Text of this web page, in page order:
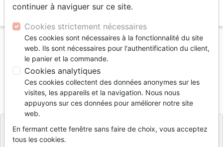
Accueil Livres Livres cadeaux
Album
Naissance de Christ (La)
La naissance de Christ
Référence MB3330 EAN9782826033301
EditeurLa Maison de la Bible
continuer à naviguer sur ce site.
Cookies strictement nécessaires
Ces cookies sont nécessaires à la fonctionnalité du site
web. Ils sont nécessaires pour l'authentification du client,
le panier et la commande.
Cookies analytiques
Ces cookies collectent des données anonymes sur les
visites, les appareils et la navigation. Nous nous
appuyons sur ces données pour améliorer notre site
web.
En fermant cette fenêtre sans faire de choix, vous acceptez
tous les cookies.